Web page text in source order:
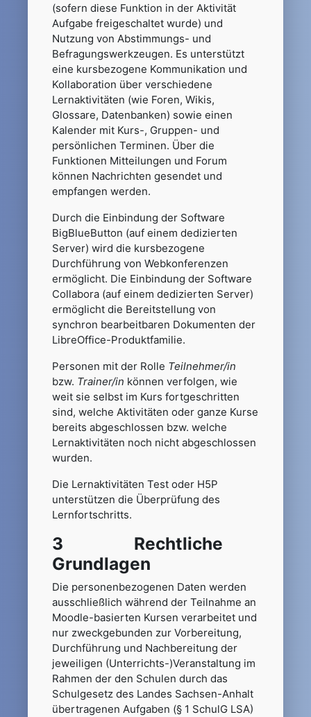
(sofern diese Funktion in der Aktivität
Aufgabe freigeschaltet wurde) und
Nutzung von Abstimmungs- und
Befragungswerkzeugen. Es unterstützt
eine kursbezogene Kommunikation und
Kollaboration über verschiedene
Lernaktivitäten (wie Foren, Wikis,
Glossare, Datenbanken) sowie einen
Kalender mit Kurs-, Gruppen- und
persönlichen Terminen. Über die
Funktionen Mitteilungen und Forum
können Nachrichten gesendet und
empfangen werden.
Durch die Einbindung der Software
BigBlueButton (auf einem dedizierten
Server) wird die kursbezogene
Durchführung von Webkonferenzen
ermöglicht. Die Einbindung der Software
Collabora (auf einem dedizierten Server)
ermöglicht die Bereitstellung von
synchron bearbeitbaren Dokumenten der
LibreOffice-Produktfamilie.
Personen mit der Rolle Teilnehmer/in
bzw. Trainer/in können verfolgen, wie
weit sie selbst im Kurs fortgeschritten
sind, welche Aktivitäten oder ganze Kurse
bereits abgeschlossen bzw. welche
Lernaktivitäten noch nicht abgeschlossen
wurden.
Die Lernaktivitäten Test oder H5P
unterstützen die Überprüfung des
Lernfortschritts.
3 Rechtliche
Grundlagen
Die personenbezogenen Daten werden
ausschließlich während der Teilnahme an
Moodle-basierten Kursen verarbeitet und
nur zweckgebunden zur Vorbereitung,
Durchführung und Nachbereitung der
jeweiligen (Unterrichts-)Veranstaltung im
Rahmen der den Schulen durch das
Schulgesetz des Landes Sachsen-Anhalt
übertragenen Aufgaben (§ 1 SchulG LSA)